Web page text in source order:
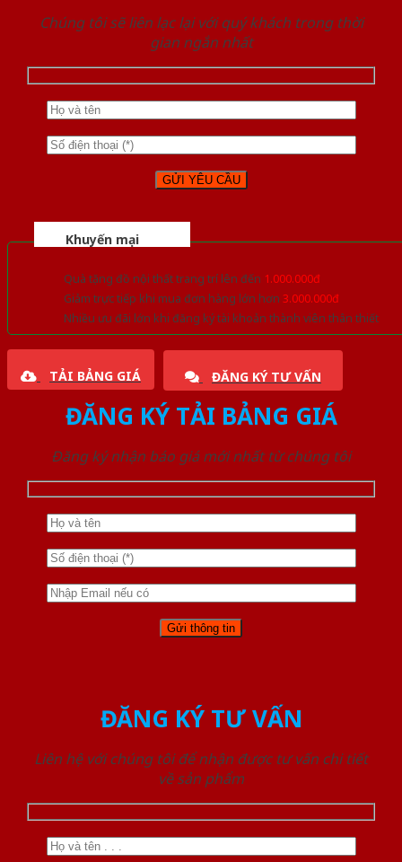
Chúng tôi sẽ liên lạc lại với quý khách trong thời
gian ngắn nhất
Khuyến mại
Quà tặng đồ nội thất trang trí lên đến 1.000.000đ
Giảm trực tiếp khi mua đơn hàng lớn hơn 3.000.000đ
Nhiều ưu đãi lớn khi đăng ký tài khoản thành viên thân thiết
TẢI BẢNG GIÁ ĐĂNG KÝ TƯ VẤN
ĐĂNG KÝ TẢI BẢNG GIÁ
Đăng ký nhận báo giá mới nhất từ chúng tôi
ĐĂNG KÝ TƯ VẤN
Liên hệ với chúng tôi để nhận được tư vấn chi tiết
về sản phẩm